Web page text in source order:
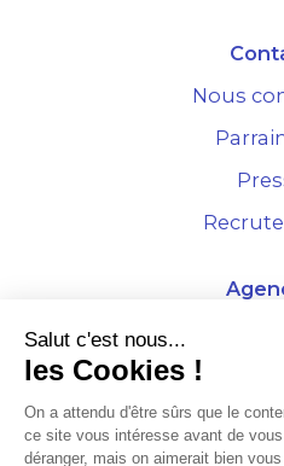
Nous
4 Rue de la
10 rue
Salut c'est nous...
les Cookies !
On a attendu d'être sûrs que le
ce site vous intéresse avant de vous
déranger, mais on aimerait bien